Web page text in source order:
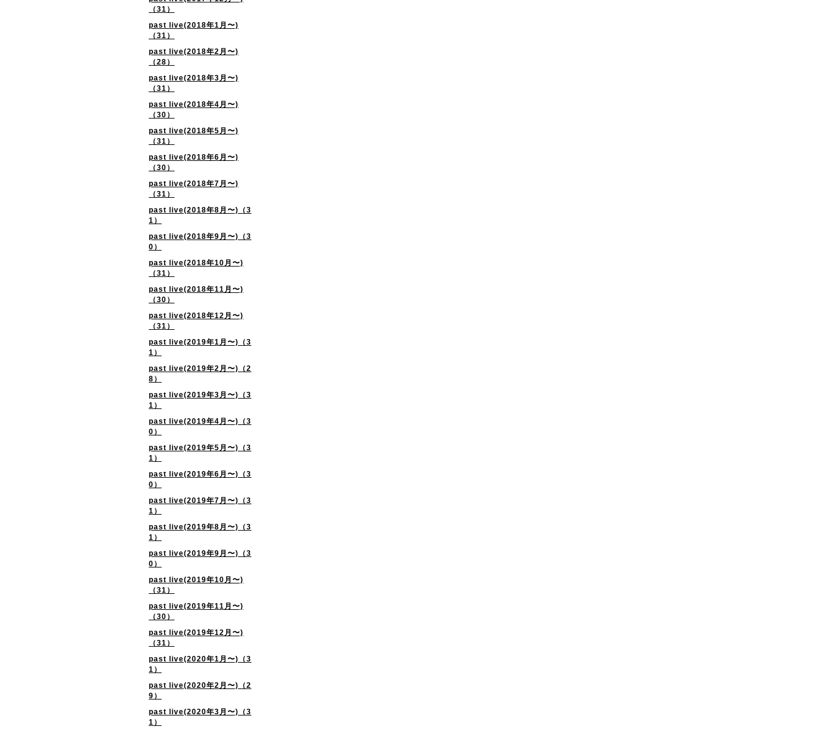
（31）
past live(2018年1月〜)
（31）
past live(2018年2月〜)
（28）
past live(2018年3月〜)
（31）
past live(2018年4月〜)
（30）
past live(2018年5月〜)
（31）
past live(2018年6月〜)
（30）
past live(2018年7月〜)
（31）
past live(2018年8月〜)（3
1）
past live(2018年9月〜)（3
0）
past live(2018年10月〜)
（31）
past live(2018年11月〜)
（30）
past live(2018年12月〜)
（31）
past live(2019年1月〜)（3
1）
past live(2019年2月〜)（2
8）
past live(2019年3月〜)（3
1）
past live(2019年4月〜)（3
0）
past live(2019年5月〜)（3
1）
past live(2019年6月〜)（3
0）
past live(2019年7月〜)（3
1）
past live(2019年8月〜)（3
1）
past live(2019年9月〜)（3
0）
past live(2019年10月〜)
（31）
past live(2019年11月〜)
（30）
past live(2019年12月〜)
（31）
past live(2020年1月〜)（3
1）
past live(2020年2月〜)（2
9）
past live(2020年3月〜)（3
1）